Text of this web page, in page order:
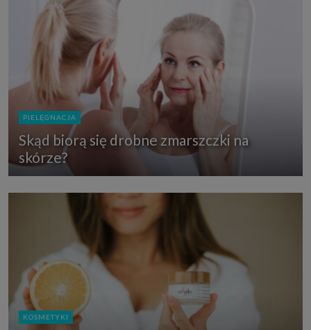
PIELĘGNACJA
Skąd biorą się drobne zmarszczki na
skórze?
KOSMETYKI